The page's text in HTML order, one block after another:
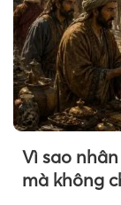
Vì sao
mà không